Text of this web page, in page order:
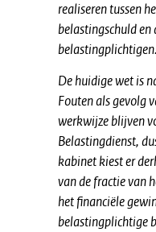
realiseren tussen
belastingschuld en
belastingplichtigen.
De huidige wet is
Fouten als gevolg
werkwijze blijven
Belastingdienst,
kabinet kiest er
van de fractie van
het financiële
belastingplichtige